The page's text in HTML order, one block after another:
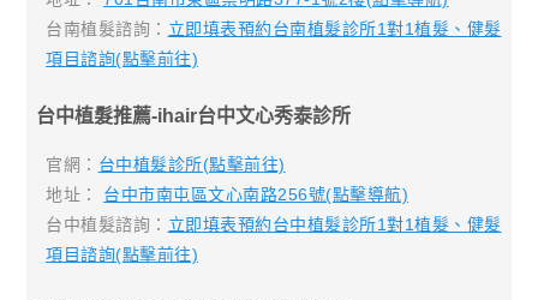
台南植髮諮詢： 立即填表預約台南植髮診所1對1植髮、健髮
項目諮詢(點擊前往)
台中植髮推薦-ihair台中文心秀泰診所
官網： 台中植髮診所(點擊前往)
地址： 台中市南屯區文心南路256號(點擊導航)
台中植髮諮詢： 立即填表預約台中植髮診所1對1植髮、健髮
項目諮詢(點擊前往)